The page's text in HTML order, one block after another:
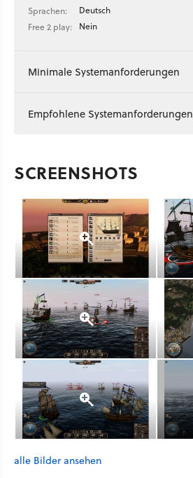
Sprachen:
Deutsch
Free 2 play:
Nein
Minimale Systemanforderungen
Empfohlene Systemanforderungen
SCREENSHOTS
alle Bilder ansehen